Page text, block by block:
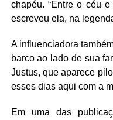
chapéu. “Entre o céu
escreveu ela, na
A influenciadora
barco ao lado de sua
Justus, que aparece
esses dias aqui com a
Em uma das